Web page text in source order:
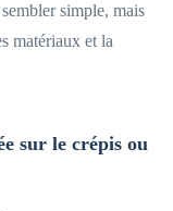
simple, mais
matériaux et la
sur le crépis ou